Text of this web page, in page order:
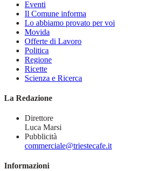
Eventi
Il Comune informa
Lo abbiamo provato per voi
Movida
Offerte di Lavoro
Politica
Regione
Ricette
Scienza e Ricerca
La Redazione
Direttore
Luca Marsi
Pubblicità
commerciale@triestecafe.it
Informazioni